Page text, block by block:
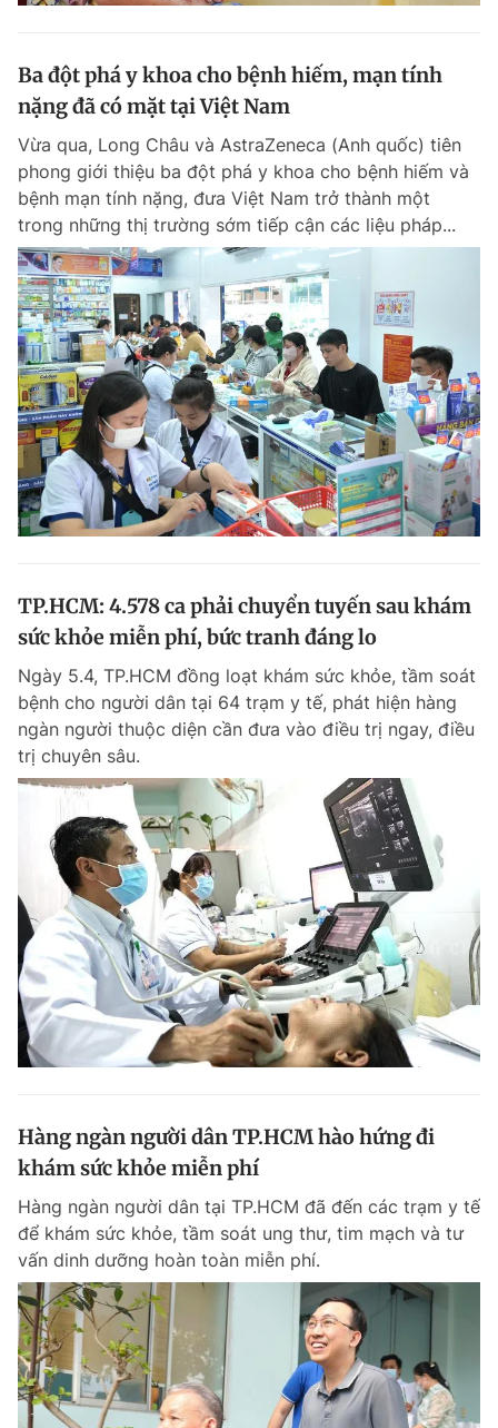
Ba đột phá y khoa cho bệnh hiếm, mạn tính
nặng đã có mặt tại Việt Nam
Vừa qua, Long Châu và AstraZeneca (Anh quốc) tiên
phong giới thiệu ba đột phá y khoa cho bệnh hiếm và
bệnh mạn tính nặng, đưa Việt Nam trở thành một
trong những thị trường sớm tiếp cận các liệu pháp...
TP.HCM: 4.578 ca phải chuyển tuyến sau khám
sức khỏe miễn phí, bức tranh đáng lo
Ngày 5.4, TP.HCM đồng loạt khám sức khỏe, tầm soát
bệnh cho người dân tại 64 trạm y tế, phát hiện hàng
ngàn người thuộc diện cần đưa vào điều trị ngay, điều
trị chuyên sâu.
Hàng ngàn người dân TP.HCM hào hứng đi
khám sức khỏe miễn phí
Hàng ngàn người dân tại TP.HCM đã đến các trạm y tế
để khám sức khỏe, tầm soát ung thư, tim mạch và tư
vấn dinh dưỡng hoàn toàn miễn phí.